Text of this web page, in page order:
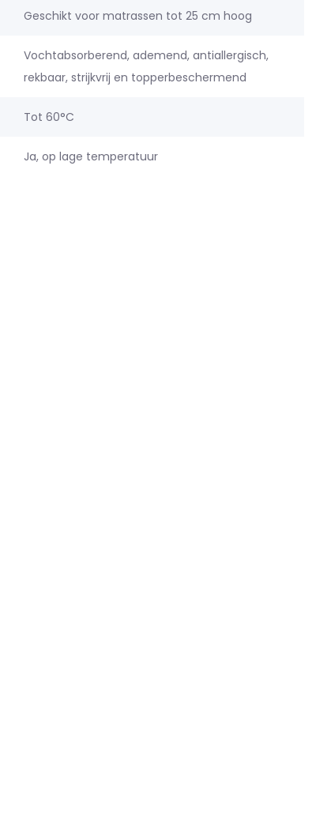
Geschikt voor matrassen tot 25 cm hoog
Vochtabsorberend, ademend, antiallergisch,
rekbaar, strijkvrij en topperbeschermend
Tot 60°C
Ja, op lage temperatuur